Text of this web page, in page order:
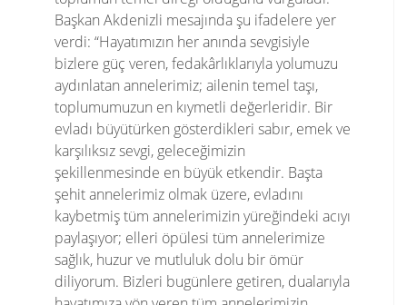
Başkan Akdenizli mesajında şu ifadelere yer
verdi: “Hayatımızın her anında sevgisiyle
bizlere güç veren, fedakârlıklarıyla yolumuzu
aydınlatan annelerimiz; ailenin temel taşı,
toplumumuzun en kıymetli değerleridir. Bir
evladı büyütürken gösterdikleri sabır, emek ve
karşılıksız sevgi, geleceğimizin
şekillenmesinde en büyük etkendir. Başta
şehit annelerimiz olmak üzere, evladını
kaybetmiş tüm annelerimizin yüreğindeki acıyı
paylaşıyor; elleri öpülesi tüm annelerimize
sağlık, huzur ve mutluluk dolu bir ömür
diliyorum. Bizleri bugünlere getiren, dualarıyla